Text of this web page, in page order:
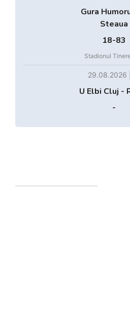
Gura
Steaua
18-83
Stadionul
29.08.2026
U Elbi Cluj -
-